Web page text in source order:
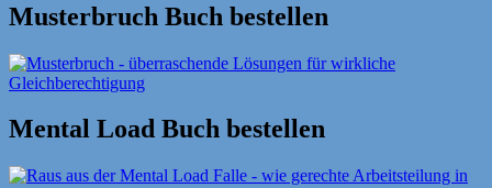
Musterbruch Buch bestellen
Mental Load Buch bestellen